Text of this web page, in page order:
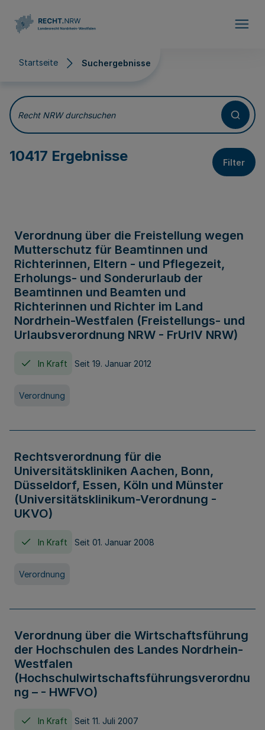
Startseite Suchergebnisse
Suchergebnisse
Recht NRW durchsuchen
10417 Ergebnisse Filter
Verordnung über die Freistellung wegen
Mutterschutz für Beamtinnen und
Richterinnen, Eltern - und Pflegezeit,
Erholungs- und Sonderurlaub der
Beamtinnen und Beamten und
Richterinnen und Richter im Land
Nordrhein-Westfalen (Freistellungs- und
Urlaubsverordnung NRW - FrUrlV NRW)
In Kraft Seit 19. Januar 2012
Verordnung
Rechtsverordnung für die
Universitätskliniken Aachen, Bonn,
Düsseldorf, Essen, Köln und Münster
(Universitätsklinikum-Verordnung -
UKVO)
In Kraft Seit 01. Januar 2008
Verordnung
Verordnung über die Wirtschaftsführung
der Hochschulen des Landes Nordrhein-
Westfalen
(Hochschulwirtschaftsführungsverordnu
ng – - HWFVO)
In Kraft Seit 11. Juli 2007